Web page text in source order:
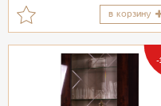
в корзину
-